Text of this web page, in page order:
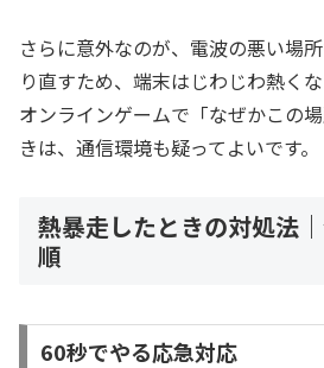
さらに意外なのが、電波の悪い場
り直すため、端末はじわじわ熱くな
オンラインゲームで「なぜかこの
きは、通信環境も疑ってよいです。
熱暴走したときの対処法
順
60秒でやる応急対応